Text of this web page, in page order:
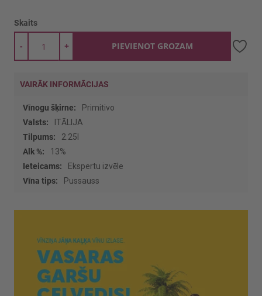
Skaits
+
- PIEVIENOT GROZAM
VAIRĀK INFORMĀCIJAS
Vairāk
informācijas
Primitivo
ITĀLIJA
2.25l
13%
Ekspertu izvēle
Pussauss